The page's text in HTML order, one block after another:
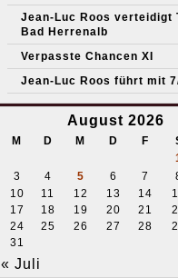
Jean-Luc Roos verteidigt
Bad Herrenalb
Verpasste Chancen XI
Jean-Luc Roos führt mit
August 2026
M D M D F
3
4 5 6 7
10
11 12 13 14
17
18 19 20 21
24
25 26 27 28
31
« Juli